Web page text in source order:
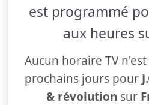
est programmé
aux heures
Aucun horaire TV
prochains jours pour
& révolution sur